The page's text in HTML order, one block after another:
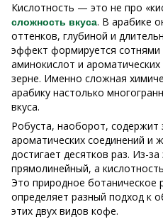
Кислотность — это не про
сложность вкуса. В арабике
оттенков, глубиной и
эффект формируется сотнями
аминокислот и
зерне. Именно сложная
арабику настолько
вкуса.
Робуста, наоборот, содержит
ароматических соединений и
достигает десятков раз. Из-
прямолинейный, а
Это природное ботаническое
определяет разный подход к
этих двух видов кофе.